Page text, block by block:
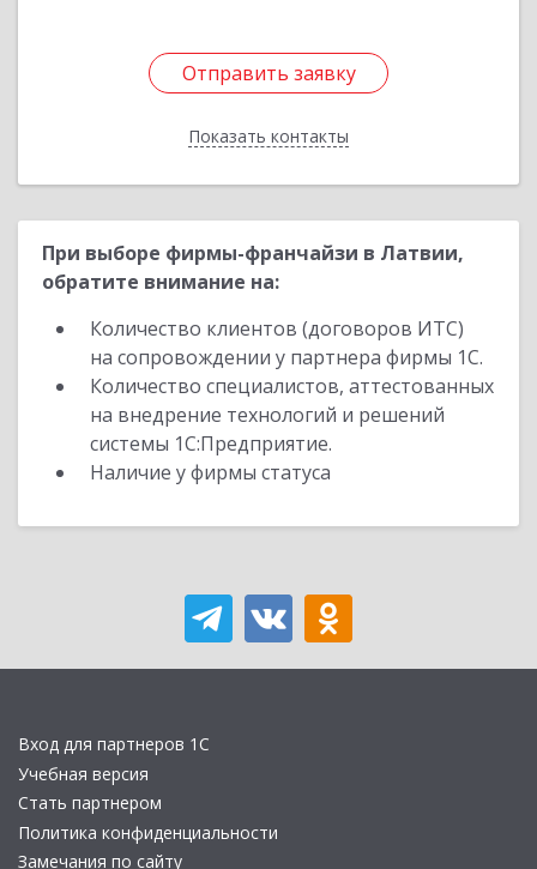
Отправить заявку
Показать контакты
Отправить заявку
Назад
При выборе фирмы-франчайзи в Латвии,
обратите внимание на:
Количество клиентов (договоров ИТС)
на сопровождении у партнера фирмы 1С.
Количество специалистов, аттестованных
на внедрение технологий и решений
системы 1С:Предприятие.
Наличие у фирмы статуса
Вход для партнеров 1С
Учебная версия
Стать партнером
Политика конфиденциальности
Замечания по сайту